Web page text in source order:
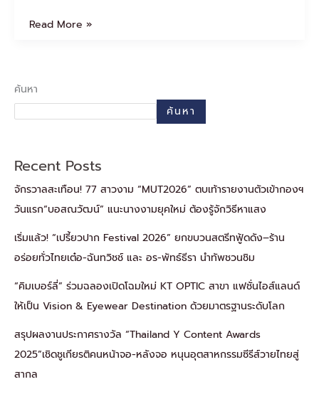
Read More »
ค้นหา
ค้นหา
Recent Posts
จักรวาลสะเทือน! 77 สาวงาม “MUT2026” ตบเท้ารายงานตัวเข้ากองฯ
วันแรก“บอสณวัฒน์” แนะนางงามยุคใหม่ ต้องรู้จักวิธีหาแสง
เริ่มแล้ว! “เปรี้ยวปาก Festival 2026” ยกขบวนสตรีทฟู้ดดัง–ร้าน
อร่อยทั่วไทยเต๋อ-ฉันทวิชช์ และ อร-พัทธ์ธีรา นำทัพชวนชิม
“คิมเบอร์ลี่” ร่วมฉลองเปิดโฉมใหม่ KT OPTIC สาขา แฟชั่นไอส์แลนด์
ให้เป็น Vision & Eyewear Destination ด้วยมาตรฐานระดับโลก
สรุปผลงานประกาศรางวัล “Thailand Y Content Awards
2025”เชิดชูเกียรติคนหน้าจอ-หลังจอ หนุนอุตสาหกรรมซีรีส์วายไทยสู่
สากล